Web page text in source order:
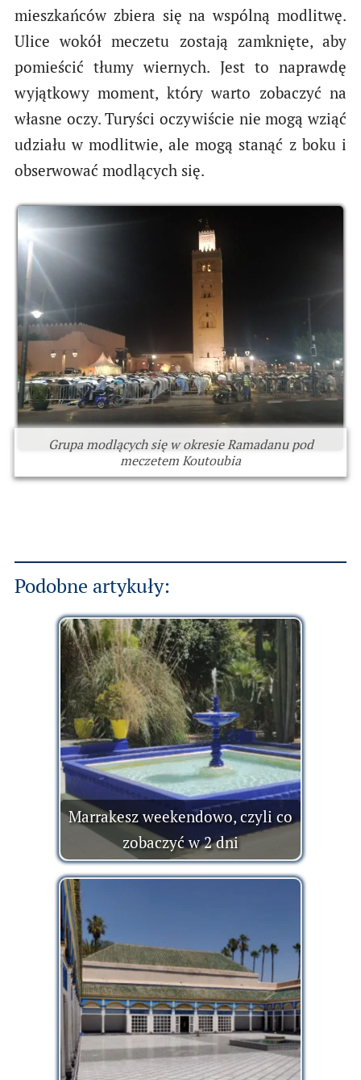
mieszkańców zbiera się na wspólną modlitwę.
Ulice wokół meczetu zostają zamknięte, aby
pomieścić tłumy wiernych. Jest to naprawdę
wyjątkowy moment, który warto zobaczyć na
własne oczy. Turyści oczywiście nie mogą wziąć
udziału w modlitwie, ale mogą stanąć z boku i
obserwować modlących się.
Grupa modlących się w okresie Ramadanu pod
meczetem Koutoubia
Podobne artykuły:
Marrakesz weekendowo, czyli co
zobaczyć w 2 dni